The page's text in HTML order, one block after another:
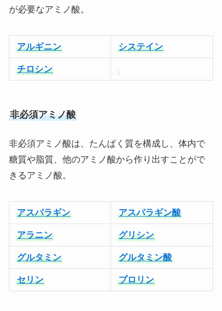
が必要なアミノ酸。
アルギニン システイン
チロシン
非必須アミノ酸
非必須アミノ酸は、たんぱく質を構成し、体内で
糖質や脂質、他のアミノ酸から作り出すことがで
きるアミノ酸。
アスパラギン アスパラギン酸
アラニン グリシン
グルタミン グルタミン酸
セリン プロリン